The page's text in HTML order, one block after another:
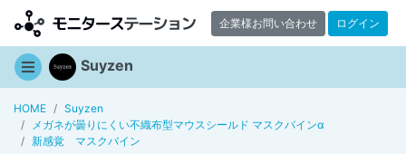
企業様お問い合わせ ログイン
Suyzen
HOME
Suyzen
メガネが曇りにくい不織布型マウスシールド マスクバインα
新感覚 マスクバイン